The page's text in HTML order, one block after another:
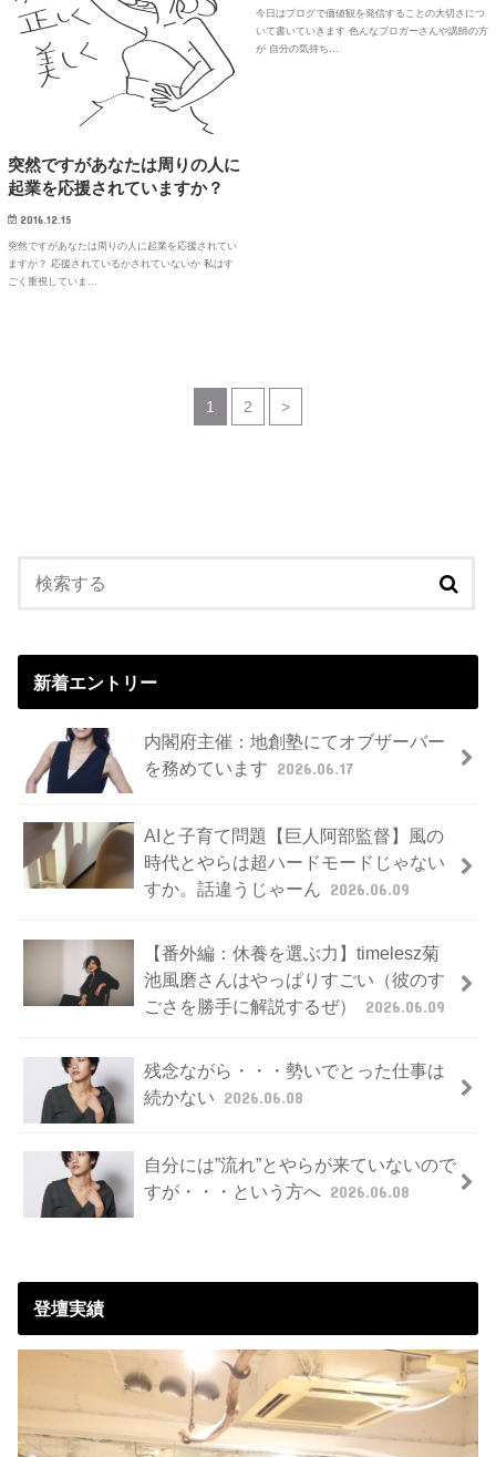
今日はブログで価値観を発信することの大切さにつ
いて書いていきます 色んなブロガーさんや講師の方
が 自分の気持ち…
突然ですがあなたは周りの人に
起業を応援されていますか？
2016.12.15
突然ですがあなたは周りの人に起業を応援されてい
ますか？ 応援されているかされていないか 私はす
ごく重視していま…
1 2 >
新着エントリー
内閣府主催：地創塾にてオブザーバー
を務めています 2026.06.17
AIと子育て問題【巨人阿部監督】風の
時代とやらは超ハードモードじゃない
すか。話違うじゃーん 2026.06.09
【番外編：休養を選ぶ力】timelesz菊
池風磨さんはやっぱりすごい（彼のす
ごさを勝手に解説するぜ）
2026.06.09
残念ながら・・・勢いでとった仕事は
続かない 2026.06.08
自分には”流れ”とやらが来ていないので
すが・・・という方へ 2026.06.08
登壇実績